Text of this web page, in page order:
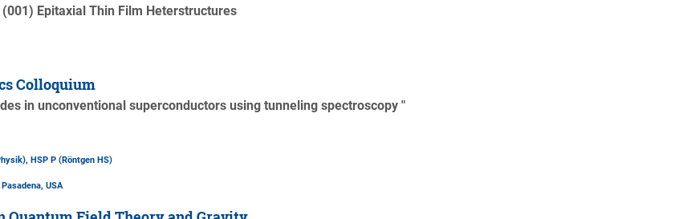
Epitaxial Thin Film Heterstructures
Colloquium
in unconventional superconductors using tunneling spectroscopy "
, HSP P (Röntgen HS)
USA